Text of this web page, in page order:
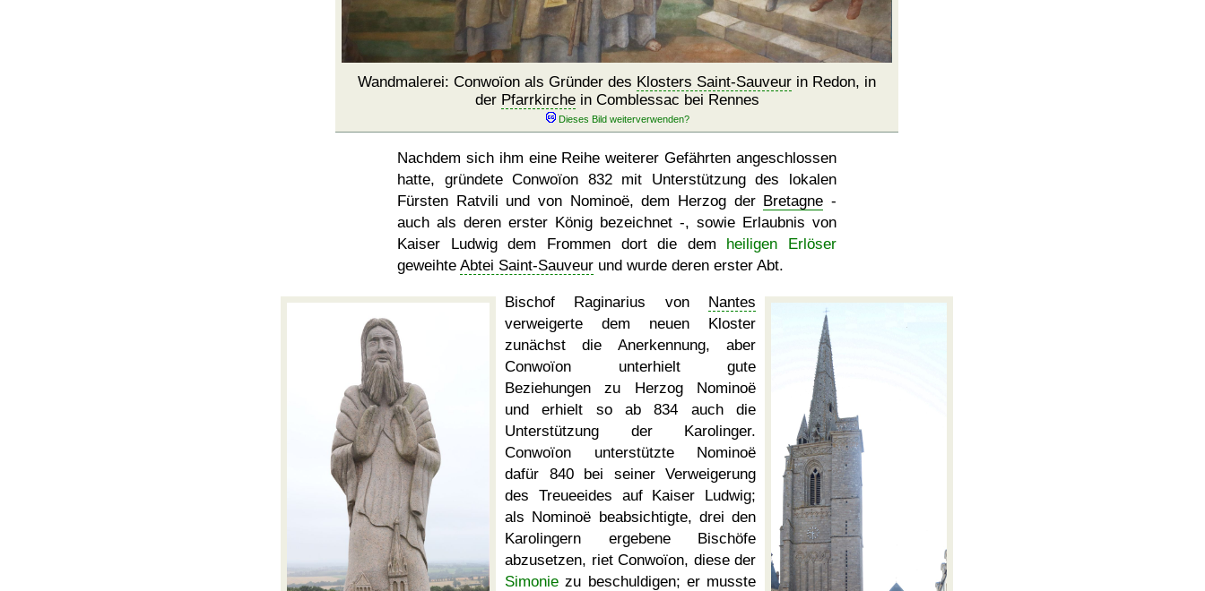
Wandmalerei: Conwoïon als Gründer des Klosters Saint-Sauveur in Redon, in
der Pfarrkirchein Comblessac bei Rennes
Nachdem sich ihm eine Reihe weiterer Gefährten angeschlossen
hatte, gründete Conwoïon 832 mit Unterstützung des lokalen
Fürsten Ratvili und von Nominoë, dem Herzog der Bretagne -
auch als deren erster König bezeichnet -, sowie Erlaubnis von
Kaiser Ludwig dem Frommen dort die dem heiligen Erlöser
geweihte Abtei Saint-Sauveur und wurde deren erster Abt.
Bischof Raginarius von Nantes
verweigerte dem neuen Kloster
zunächst die Anerkennung, aber
Conwoïon unterhielt gute
Beziehungen zu Herzog Nominoë
und erhielt so ab 834 auch die
Unterstützung der Karolinger.
Conwoïon unterstützte Nominoë
dafür 840 bei seiner Verweigerung
des Treueeides auf Kaiser Ludwig;
als Nominoë beabsichtigte, drei den
Karolingern ergebene Bischöfe
abzusetzen, riet Conwoïon, diese der
Simonie zu beschuldigen; er musste